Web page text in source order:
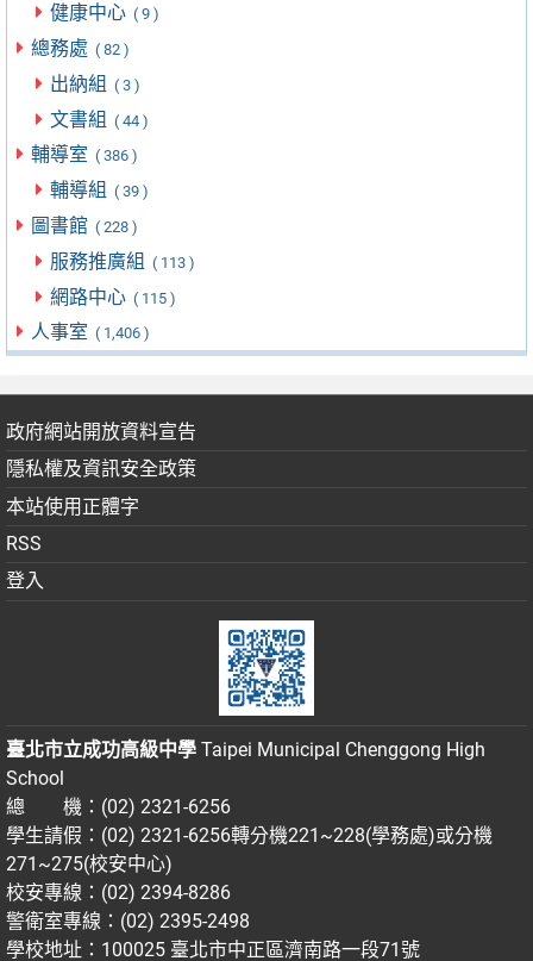
健康中心 ( 9 )
總務處 ( 82 )
出納組 ( 3 )
文書組 ( 44 )
輔導室 ( 386 )
輔導組 ( 39 )
圖書館 ( 228 )
服務推廣組 ( 113 )
網路中心 ( 115 )
人事室 ( 1,406 )
政府網站開放資料宣告
隱私權及資訊安全政策
本站使用正體字
RSS
登入
臺北市立成功高級中學 Taipei Municipal Chenggong High
School
總 機：(02) 2321-6256
學生請假：(02) 2321-6256轉分機221~228(學務處)或分機
271~275(校安中心)
校安專線：(02) 2394-8286
警衛室專線：(02) 2395-2498
學校地址：100025 臺北市中正區濟南路一段71號